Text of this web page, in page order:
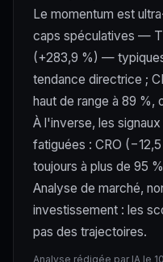
Le momentum est
caps spéculatives —
(+283,9 %) —
tendance directrice ;
haut de range à 89 %,
À l'inverse, les
fatiguées : CRO
toujours à plus de 95
Analyse de marché,
investissement : les
pas des trajectoires.
Analyse rédigée par IA le